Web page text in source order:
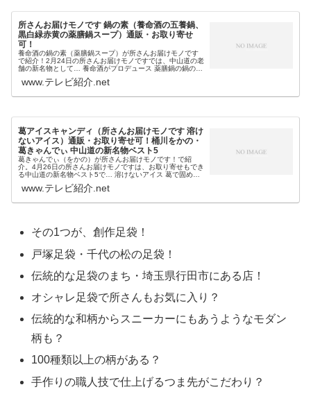
所さんお届けモノです 鍋の素（養命酒の五養鍋、
黒白緑赤黄の薬膳鍋スープ）通販・お取り寄せ
可！
養命酒の鍋の素（薬膳鍋スープ）が所さんお届けモノです
で紹介！2月24日の所さんお届けモノですでは、中山道の老
舗の新名物として… 養命酒がプロデュース 薬膳鍋の鍋の素
生姜の醤油スープで1番...
www.テレビ紹介.net
葛アイスキャンディ（所さんお届けモノです 溶け
ないアイス）通販・お取り寄せ可！桶川をかの・
葛きゃんでぃ 中山道の新名物ベスト5
葛きゃんでぃ（をかの）が所さんお届けモノです！で紹
介。4月26日の所さんお届けモノですは、お取り寄せもでき
る中山道の新名物ベスト5で… 溶けないアイス 葛で固めた
の和菓子店という「...
www.テレビ紹介.net
その1つが、創作足袋！
戸塚足袋・千代の松の足袋！
伝統的な足袋のまち・埼玉県行田市にある店！
オシャレ足袋で所さんもお気に入り？
伝統的な和柄からスニーカーにもあうようなモダン
柄も？
100種類以上の柄がある？
手作りの職人技で仕上げるつま先がこだわり？